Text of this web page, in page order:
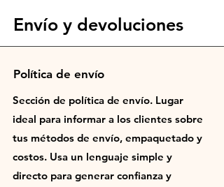
Envío y devoluciones
Política de envío
Sección de política de envío. Lugar
ideal para informar a los clientes sobre
tus métodos de envío, empaquetado y
costos. Usa un lenguaje simple y
directo para generar confianza y